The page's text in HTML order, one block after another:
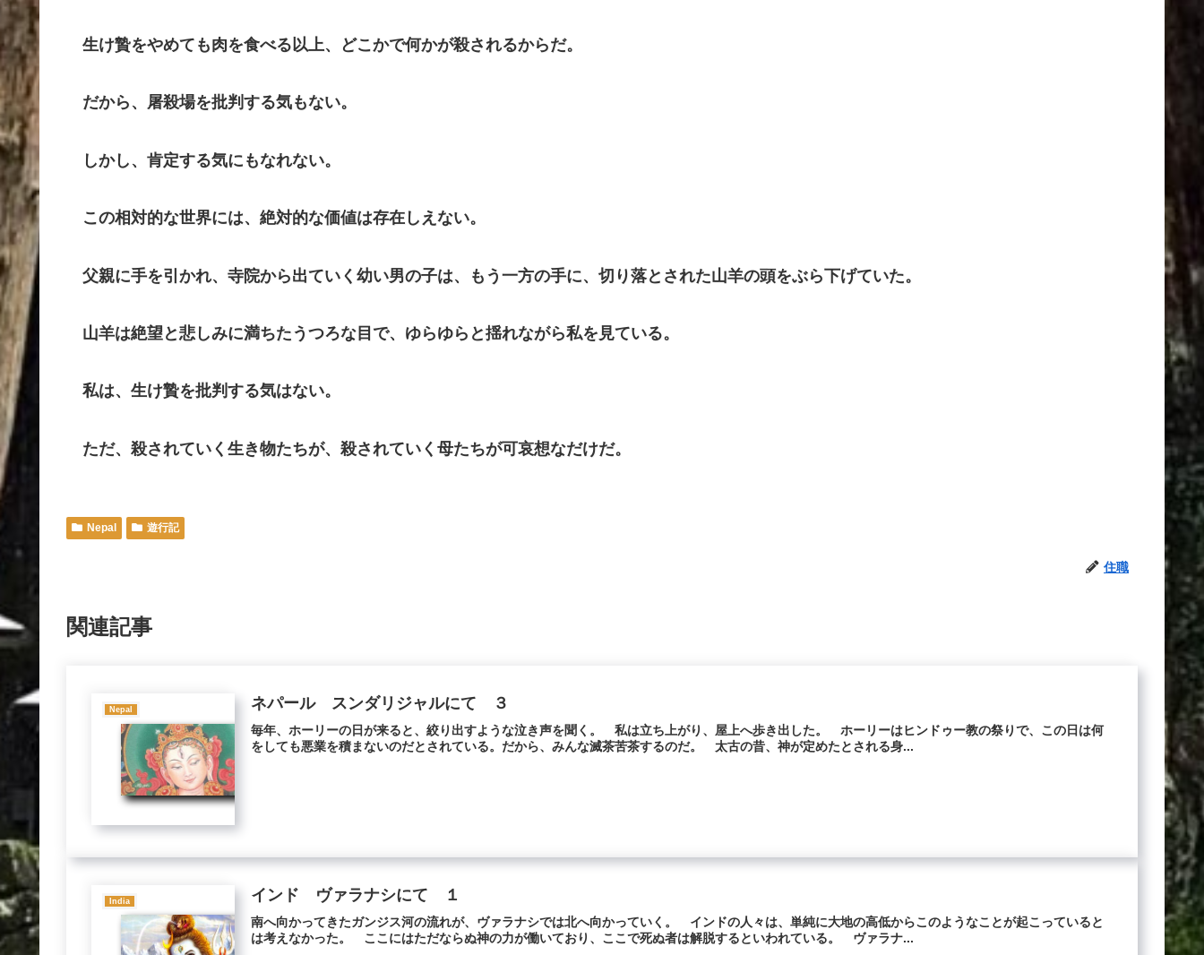
生け贄をやめても肉を食べる以上、どこかで何かが殺されるからだ。
だから、屠殺場を批判する気もない。
しかし、肯定する気にもなれない。
この相対的な世界には、絶対的な価値は存在しえない。
父親に手を引かれ、寺院から出ていく幼い男の子は、もう一方の手に、切り落とされた山羊の頭をぶら下げていた。
山羊は絶望と悲しみに満ちたうつろな目で、ゆらゆらと揺れながら私を見ている。
私は、生け贄を批判する気はない。
ただ、殺されていく生き物たちが、殺されていく母たちが可哀想なだけだ。
Nepal 遊行記
住職
関連記事
Nepal ネパール スンダリジャルにて ３
毎年、ホーリーの日が来ると、絞り出すような泣き声を聞く。 私は立ち上がり、屋上へ歩き出した。 ホーリーはヒンドゥー教の祭りで、この日は何
をしても悪業を積まないのだとされている。だから、みんな滅茶苦茶するのだ。 太古の昔、神が定めたとされる身...
India インド ヴァラナシにて １
南へ向かってきたガンジス河の流れが、ヴァラナシでは北へ向かっていく。 インドの人々は、単純に大地の高低からこのようなことが起こっていると
は考えなかった。 ここにはただならぬ神の力が働いており、ここで死ぬ者は解脱するといわれている。 ヴァラナ...